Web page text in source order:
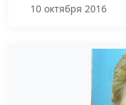
10 октября 2016